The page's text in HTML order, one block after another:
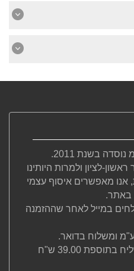
בשנת 2011.
לציון ולמרות היותינו
אנו מאפשרים איסוף עצמי
באתר.
במייל לאחר שההזמנה
ומשלוח בדואר.
ניתן לקבל משלוחים עם שליח בתוספת 39.00 ש"ח